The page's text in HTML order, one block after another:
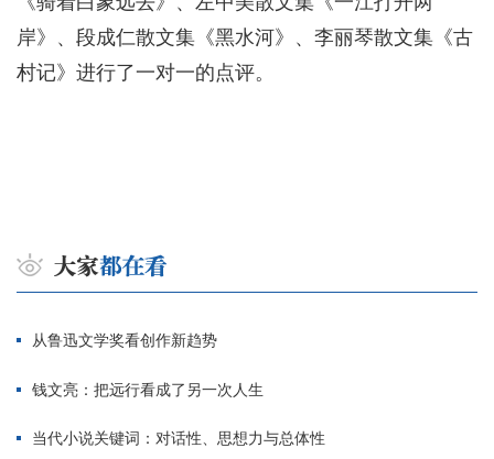
岸》、段成仁散文集《黑水河》、李丽琴散文集《古
村记》进行了一对一的点评。
从鲁迅文学奖看创作新趋势
钱文亮：把远行看成了另一次人生
当代小说关键词：对话性、思想力与总体性